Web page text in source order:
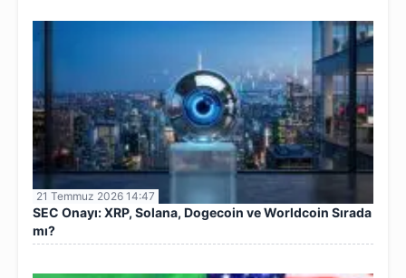
21 Temmuz 2026 14:47
SEC Onayı: XRP, Solana, Dogecoin ve Worldcoin Sırada
mı?